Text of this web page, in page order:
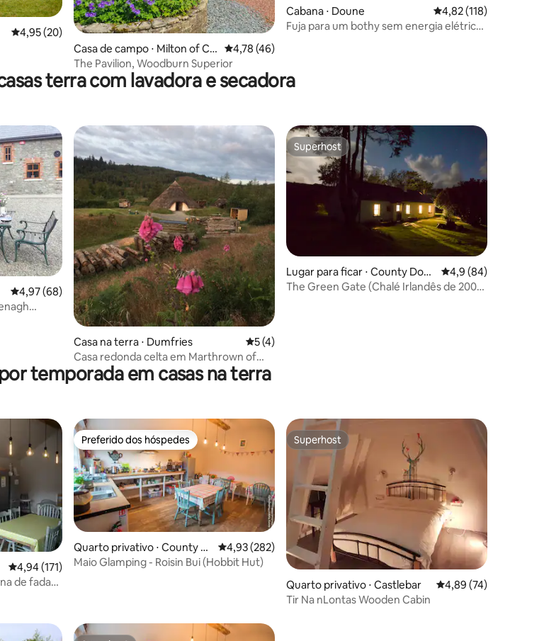
4,95 de uma avaliação média de 5, 20 avaliações
4,95 (20)
Casa de campo ⋅ Milton of Ca
mpsie
4,78 de uma avaliação média de 5, 46 avaliações
4,78 (46)
The Pavilion, Woodburn Superior
Cabana ⋅ Doune 4,82 de uma avaliação
4,82 (118)
Fuja para um bothy sem energia elétrica
terra com lavadora e secadora
4,97 de uma avaliação média de 5, 68 avaliações
4,97 (68)
Casa na terra ⋅ Dumfries
5 de uma avaliação média de 5, 4 avaliações
5 (4)
Casa redonda celta em Marthrown of
Mabie
Superhost
Superhost
Lugar para ficar ⋅ County Don
egal
4,9 de uma
4,9 (84)
The Green Gate (Chalé Irlandês de 200
temporada em casas na terra
4,94 de uma avaliação média de 5, 171 avaliações
4,94 (171)
de fadas
Preferido dos hóspedes
Preferido dos hóspedes
Quarto privativo ⋅ County M
ayo
4,93 de uma avaliação média de 5, 282 avaliações
4,93 (282)
Maio Glamping - Roisin Bui (Hobbit Hut)
Superhost
Superhost
Quarto privativo ⋅ Castlebar 4,89 de uma
4,89 (74)
Tir Na nLontas Wooden Cabin